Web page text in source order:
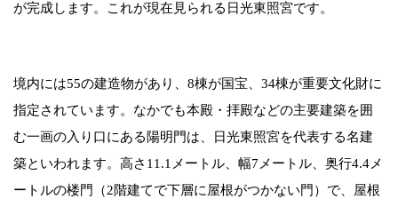
が完成します。これが現在見られる日光東照宮です。
境内には55の建造物があり、8棟が国宝、34棟が重要文化財に
指定されています。なかでも本殿・拝殿などの主要建築を囲
む一画の入り口にある陽明門は、日光東照宮を代表する名建
築といわれます。高さ11.1メートル、幅7メートル、奥行4.4メ
ートルの楼門（2階建てで下層に屋根がつかない門）で、屋根